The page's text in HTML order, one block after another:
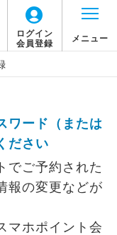
ログイン
会員登録
メニュー
ワード（または
ださい
でご予約された
報の変更などが
マホポイント会